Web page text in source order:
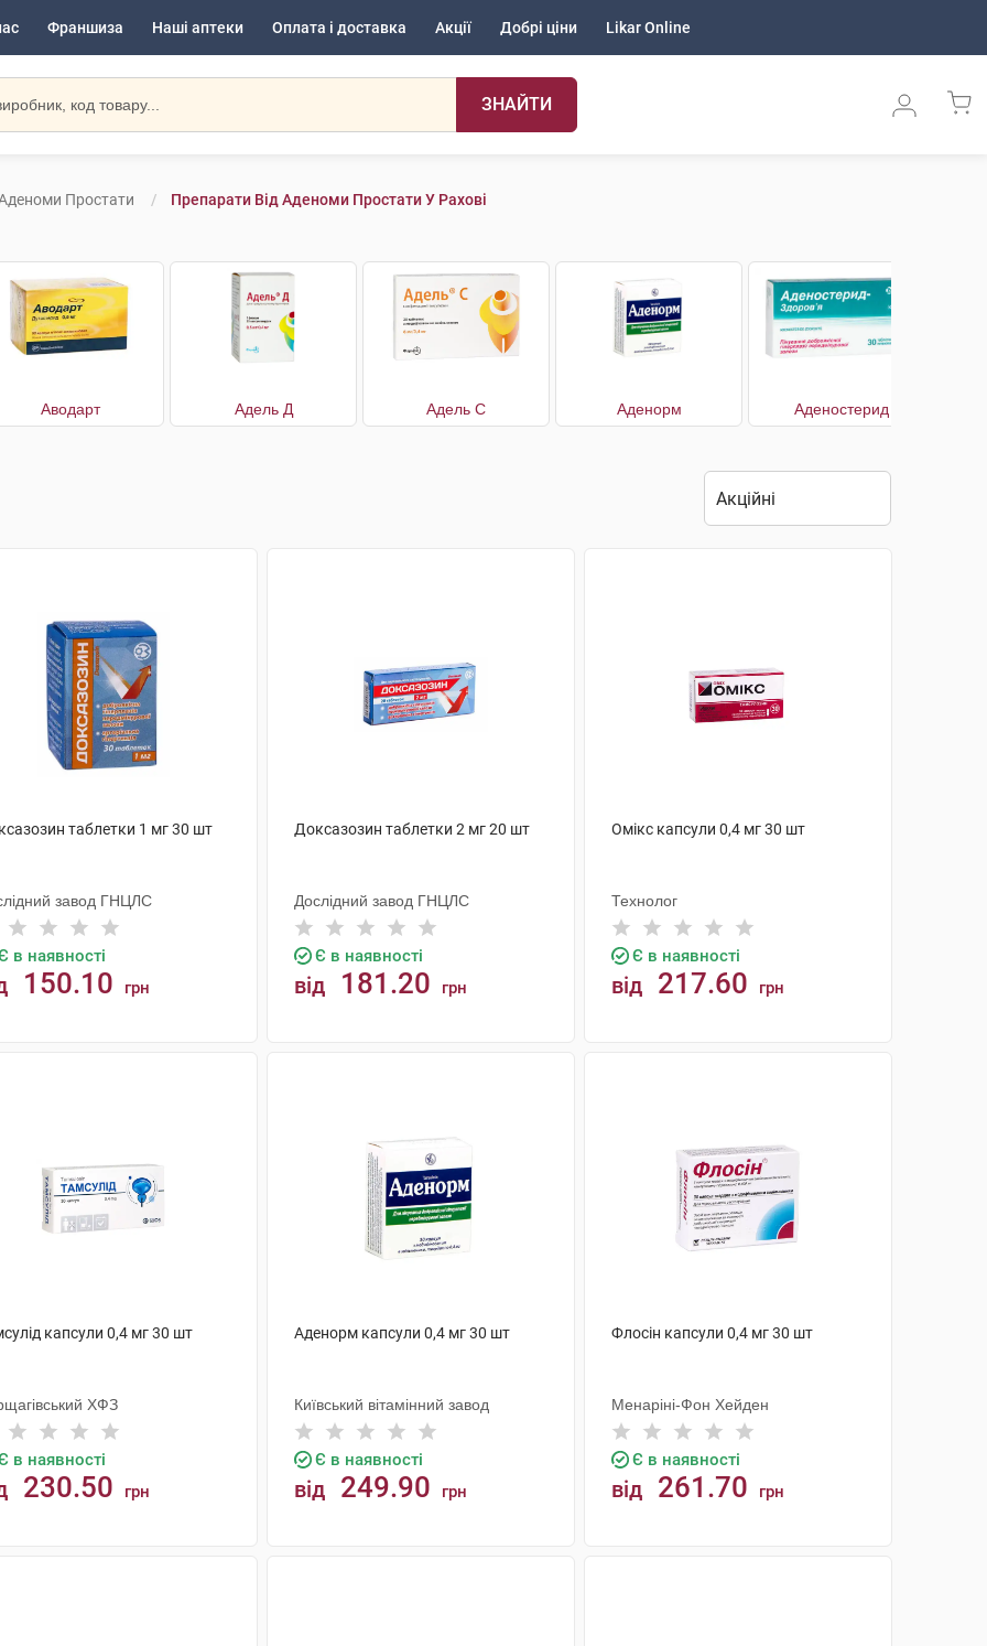
Франшиза Наші аптеки Оплата і доставка Акції Добрі ціни Likar Online
ЗНАЙТИ
Простати Препарати Від Аденоми Простати У Рахові
Аводарт Адель Д Адель С Аденорм Аденостерид
таблетки 1 мг 30 шт
завод ГНЦЛС
в наявності
150.10 грн
Доксазозин таблетки 2 мг 20 шт
Дослідний завод ГНЦЛС
Є в наявності
від 181.20 грн
Омікс капсули 0,4 мг 30 шт
Технолог
Є в наявності
від 217.60 грн
капсули 0,4 мг 30 шт
ХФЗ
в наявності
230.50 грн
Аденорм капсули 0,4 мг 30 шт
Київський вітамінний завод
Є в наявності
від 249.90 грн
Флосін капсули 0,4 мг 30 шт
Менаріні-Фон Хейден
Є в наявності
від 261.70 грн